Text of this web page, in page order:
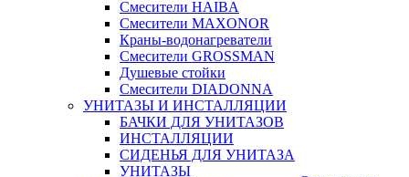
Смесители HAIBA
Смесители MAXONOR
Краны-водонагреватели
Смесители GROSSMAN
Душевые стойки
Смесители DIADONNA
УНИТАЗЫ И ИНСТАЛЛЯЦИИ
БАЧКИ ДЛЯ УНИТАЗОВ
ИНСТАЛЛЯЦИИ
СИДЕНЬЯ ДЛЯ УНИТАЗА
УНИТАЗЫ